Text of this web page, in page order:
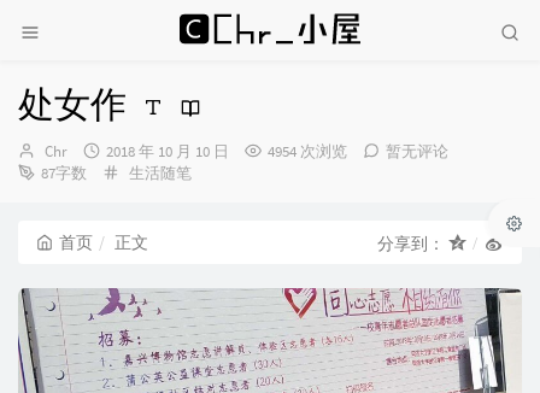
处女作
博
主：
Chr
发
布
2018 年 10 月 10 日 4954 次浏览
暂无评论
87字数
分
生活随笔
首页 正文 分享到：